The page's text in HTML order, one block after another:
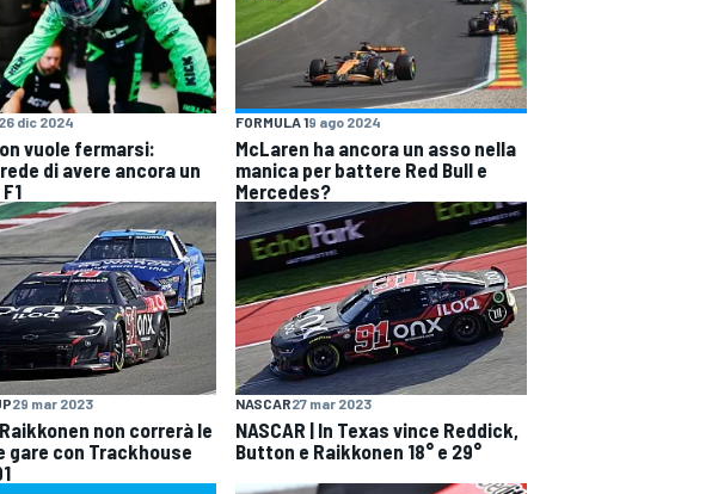
26 dic 2024
vuole fermarsi:
di avere ancora un
FORMULA 19 ago 2024
McLaren ha ancora un asso nella
manica per battere Red Bull e
Mercedes?
29 mar 2023
non correrà le
gare con Trackhouse
NASCAR27 mar 2023
NASCAR | In Texas vince Reddick,
Button e Raikkonen 18° e 29°